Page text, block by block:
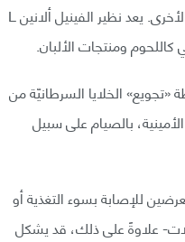
تعتمد عليه الخلايا السرطانية في نموها وتطورها، إلى جانب عدد من الأحماض الأمينية الأخرى. يعد نظير الفينيل ألانين L
ومنتجات الألبان.
«تجويع» الخلايا السرطانيّة من
بالصيام على سبيل
للإصابة بسوء التغذية أو
علاوةً على ذلك، قد يشكل